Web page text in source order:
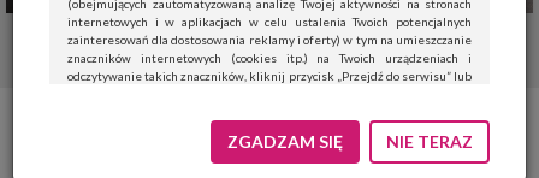
(obejmujących zautomatyzowaną analizę Twojej aktywności na stronach
internetowych i w aplikacjach w celu ustalenia Twoich potencjalnych
zainteresowań dla dostosowania reklamy i oferty) w tym na umieszczanie
znaczników internetowych (cookies itp.) na Twoich urządzeniach i
odczytywanie takich znaczników, kliknij przycisk „Przejdź do serwisu” lub
Jeśli nie chcesz wyrazić zgody, kliknij „Nie teraz”.
Wyrażenie zgody jest dobrowolne. Możesz edytować zakres zgody, w tym
ZGADZAM SIĘ NIE TERAZ
Pierniki last minute. Przepis na